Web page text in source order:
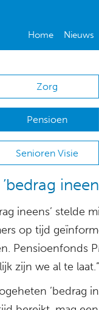
Home Nieuws
Zorg
Pensioen
Senioren Visie
ineens’ stelde
op tijd
Pensioenfonds
zijn we al te laat.”
’bedrag